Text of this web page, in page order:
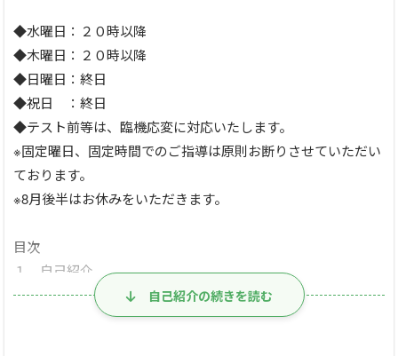
◆水曜日：２０時以降
◆木曜日：２０時以降
◆日曜日：終日
◆祝日 ：終日
◆テスト前等は、臨機応変に対応いたします。
※固定曜日、固定時間でのご指導は原則お断りさせていただい
ております。
※8月後半はお休みをいただきます。
目次
１．自己紹介
２．対象学年
３. 指導可能科目
自己紹介の続きを読む